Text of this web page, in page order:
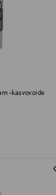
-kasvovoide